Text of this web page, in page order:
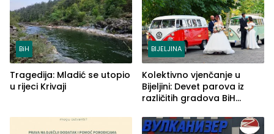
BiH
Tragedija: Mladić se utopio
u rijeci Krivaji
BIJELJINA
Kolektivno vjenčanje u
Bijeljini: Devet parova iz
različitih gradova BiH